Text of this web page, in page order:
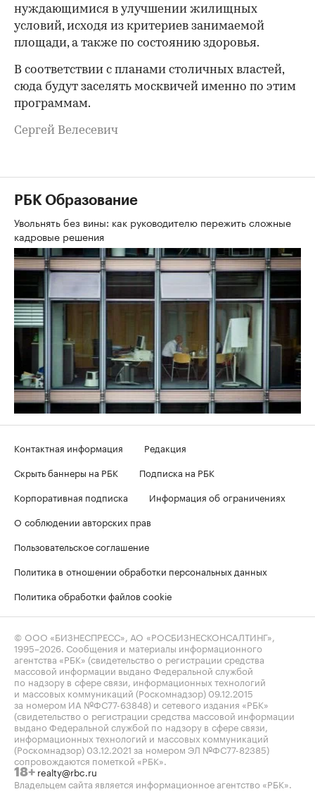
нуждающимися в улучшении жилищных
условий, исходя из критериев занимаемой
площади, а также по состоянию здоровья.
В соответствии с планами столичных властей,
сюда будут заселять москвичей именно по этим
программам.
Сергей Велесевич
РБК Образование
Увольнять без вины: как руководителю пережить сложные
кадровые решения
Контактная информация
Редакция
Скрыть баннеры на РБК
Подписка на РБК
Корпоративная подписка
Информация об ограничениях
О соблюдении авторских прав
Пользовательское соглашение
Политика в отношении обработки персональных данных
Политика обработки файлов cookie
© ООО «БИЗНЕСПРЕСС», АО «РОСБИЗНЕСКОНСАЛТИНГ»,
1995–2026 . Сообщения и материалы информационного
агентства «РБК» (свидетельство о регистрации средства
массовой информации выдано Федеральной службой
по надзору в сфере связи, информационных технологий
и массовых коммуникаций (Роскомнадзор) 09.12.2015
за номером ИА №ФС77-63848) и сетевого издания «РБК»
(свидетельство о регистрации средства массовой информации
выдано Федеральной службой по надзору в сфере связи,
информационных технологий и массовых коммуникаций
(Роскомнадзор) 03.12.2021 за номером ЭЛ №ФС77-82385)
сопровождаются пометкой «РБК».
18+ realty@rbc.ru
Владельцем сайта является информационное агентство «РБК».